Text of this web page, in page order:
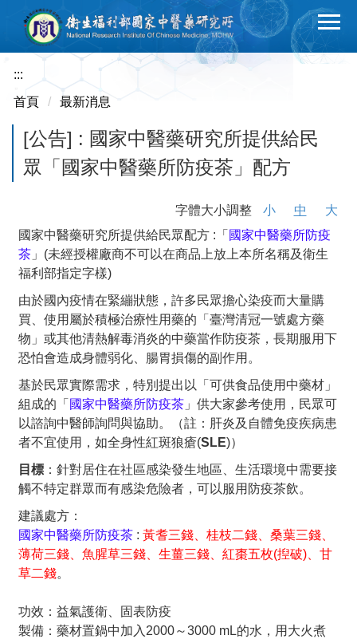
主
要
容
區
:::
首頁
最新消息
[公告] : 國家中醫藥研究所提供給民
眾「國家中醫藥所防疫茶」配方
字體大小調整 小 中
大
國家中醫藥研究所提供給民眾配方 :「 國家中醫藥所防疫
茶 」(未經授權廠商不可以在商品上放上本所名稱及衛生
福利部指定字樣)
由於國內疫情在緊繃狀態，許多民眾擔心染疫而大量購
買、使用屬於積極治療性用藥的「臺灣清冠一號處方藥
物」或其他清熱解毒消炎的中藥當作防疫茶，長期服用下
恐怕會造成身體弱化、腸胃損傷的副作用。
基於民眾實際需求，特別提出以「可供食品使用中藥材」
組成的「 國家中醫藥所防疫茶 」供大家參考使用，民眾可
以諮詢中醫師詢問與協助。（註：肝炎及自體免疫疾病患
者不宜使用，如全身性紅斑狼瘡(SLE)）
目標 ：針對居住在社區感染發生地區、生活環境中需要接
觸不特定群眾而有感染危險者，可以服用防疫茶飲。
建議處方：
國家中醫藥所防疫茶 : 黃耆三錢、桂枝二錢、桑葉三錢、
薄荷三錢、魚腥草三錢、生薑三錢、紅棗五枚(揑破)、甘
草二錢。
功效：益氣護衛、固表防疫
製備：藥材置鍋中加入2000～3000 mL的水，用大火煮